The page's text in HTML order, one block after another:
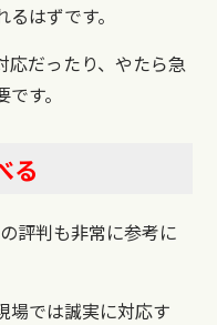
はずです。
応だったり、やたら急
す。
る
評判も非常に参考に
場では誠実に対応す